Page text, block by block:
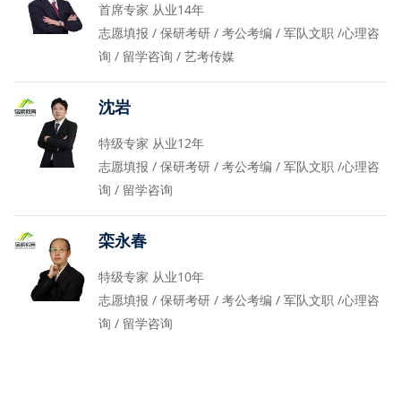
首席专家 从业14年
志愿填报 / 保研考研 / 考公考编 / 军队文职 /心理咨
询 / 留学咨询 / 艺考传媒
沈岩
特级专家 从业12年
志愿填报 / 保研考研 / 考公考编 / 军队文职 /心理咨
询 / 留学咨询
栾永春
特级专家 从业10年
志愿填报 / 保研考研 / 考公考编 / 军队文职 /心理咨
询 / 留学咨询